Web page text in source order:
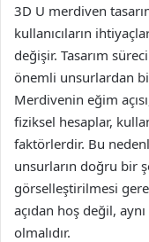
3D U merdiven
kullanıcıların
değişir. Tasarım
önemli unsurlardan
Merdivenin eğim
fiziksel hesaplar,
faktörlerdir. Bu
unsurların doğru bir
görselleştirilmesi
açıdan hoş değil,
olmalıdır.